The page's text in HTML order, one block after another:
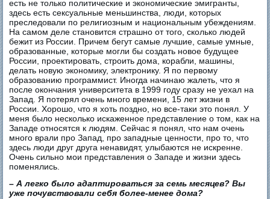
есть не только политические и экономические эмигранты,
здесь есть сексуальные меньшинства, люди, которых
преследовали по религиозным и национальным убеждениям.
На самом деле становится страшно от того, сколько людей
бежит из России. Причем бегут самые лучшие, самые умные,
образованные, которые могли бы создать новое будущее
России, проектировать, строить дома, корабли, машины,
делать новую экономику, электронику. Я по первому
образованию программист. Иногда начинаю жалеть, что я
после окончания университета в 1999 году сразу не уехал на
Запад. Я потерял очень много времени, 15 лет жизни в
России. Хорошо, что я хоть поздно, но все-таки это понял. У
меня было несколько искаженное представление о том, как на
Западе относятся к людям. Сейчас я понял, что нам очень
много врали про Запад, про западные ценности, про то, что
здесь люди друг друга ненавидят, улыбаются не искренне.
Очень сильно мои представления о Западе и жизни здесь
поменялись.
– А легко было адаптироваться за семь месяцев? Вы
уже почувствовали себя более-менее дома?